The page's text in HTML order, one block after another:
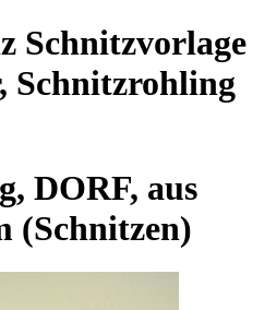
Schnitzvorlage
Schnitzrohling
DORF, aus
(Schnitzen)